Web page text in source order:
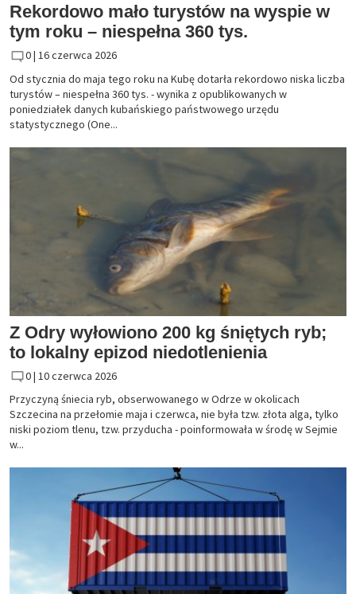
Rekordowo mało turystów na wyspie w
tym roku – niespełna 360 tys.
0 | 16 czerwca 2026
Od stycznia do maja tego roku na Kubę dotarła rekordowo niska liczba
turystów – niespełna 360 tys. - wynika z opublikowanych w
poniedziałek danych kubańskiego państwowego urzędu
statystycznego (One...
Z Odry wyłowiono 200 kg śniętych ryb;
to lokalny epizod niedotlenienia
0 | 10 czerwca 2026
Przyczyną śniecia ryb, obserwowanego w Odrze w okolicach
Szczecina na przełomie maja i czerwca, nie była tzw. złota alga, tylko
niski poziom tlenu, tzw. przyducha - poinformowała w środę w Sejmie
w...